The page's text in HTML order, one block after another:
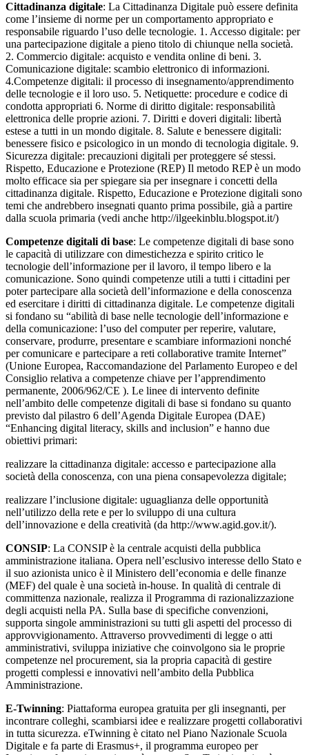
Cittadinanza digitale: La Cittadinanza Digitale può essere definita
come l’insieme di norme per un comportamento appropriato e
responsabile riguardo l’uso delle tecnologie. 1. Accesso digitale: per
una partecipazione digitale a pieno titolo di chiunque nella società.
2. Commercio digitale: acquisto e vendita online di beni. 3.
Comunicazione digitale: scambio elettronico di informazioni.
4.Competenze digitali: il processo di insegnamento/apprendimento
delle tecnologie e il loro uso. 5. Netiquette: procedure e codice di
condotta appropriati 6. Norme di diritto digitale: responsabilità
elettronica delle proprie azioni. 7. Diritti e doveri digitali: libertà
estese a tutti in un mondo digitale. 8. Salute e benessere digitali:
benessere fisico e psicologico in un mondo di tecnologia digitale. 9.
Sicurezza digitale: precauzioni digitali per proteggere sé stessi.
Rispetto, Educazione e Protezione (REP) Il metodo REP è un modo
molto efficace sia per spiegare sia per insegnare i concetti della
cittadinanza digitale. Rispetto, Educazione e Protezione digitali sono
temi che andrebbero insegnati quanto prima possibile, già a partire
dalla scuola primaria (vedi anche http://ilgeekinblu.blogspot.it/)
Competenze digitali di base: Le competenze digitali di base sono
le capacità di utilizzare con dimestichezza e spirito critico le
tecnologie dell’informazione per il lavoro, il tempo libero e la
comunicazione. Sono quindi competenze utili a tutti i cittadini per
poter partecipare alla società dell’informazione e della conoscenza
ed esercitare i diritti di cittadinanza digitale. Le competenze digitali
si fondano su “abilità di base nelle tecnologie dell’informazione e
della comunicazione: l’uso del computer per reperire, valutare,
conservare, produrre, presentare e scambiare informazioni nonché
per comunicare e partecipare a reti collaborative tramite Internet”
(Unione Europea, Raccomandazione del Parlamento Europeo e del
Consiglio relativa a competenze chiave per l’apprendimento
permanente, 2006/962/CE ). Le linee di intervento definite
nell’ambito delle competenze digitali di base si fondano su quanto
previsto dal pilastro 6 dell’Agenda Digitale Europea (DAE)
“Enhancing digital literacy, skills and inclusion” e hanno due
obiettivi primari:
realizzare la cittadinanza digitale: accesso e partecipazione alla
società della conoscenza, con una piena consapevolezza digitale;
realizzare l’inclusione digitale: uguaglianza delle opportunità
nell’utilizzo della rete e per lo sviluppo di una cultura
dell’innovazione e della creatività (da http://www.agid.gov.it/).
CONSIP: La CONSIP è la centrale acquisti della pubblica
amministrazione italiana. Opera nell’esclusivo interesse dello Stato e
il suo azionista unico è il Ministero dell’economia e delle finanze
(MEF) del quale è una società in-house. In qualità di centrale di
committenza nazionale, realizza il Programma di razionalizzazione
degli acquisti nella PA. Sulla base di specifiche convenzioni,
supporta singole amministrazioni su tutti gli aspetti del processo di
approvvigionamento. Attraverso provvedimenti di legge o atti
amministrativi, sviluppa iniziative che coinvolgono sia le proprie
competenze nel procurement, sia la propria capacità di gestire
progetti complessi e innovativi nell’ambito della Pubblica
Amministrazione.
E-Twinning: Piattaforma europea gratuita per gli insegnanti, per
incontrare colleghi, scambiarsi idee e realizzare progetti collaborativi
in tutta sicurezza. eTwinning è citato nel Piano Nazionale Scuola
Digitale e fa parte di Erasmus+, il programma europeo per